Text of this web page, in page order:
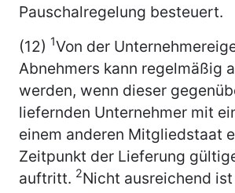
Pauschalregelung besteuert.
(12) 1Von der
Abnehmers kann regelmäßig
werden, wenn dieser
liefernden Unternehmer mit
einem anderen Mitgliedstaat
Zeitpunkt der Lieferung
auftritt. 2Nicht ausreichend